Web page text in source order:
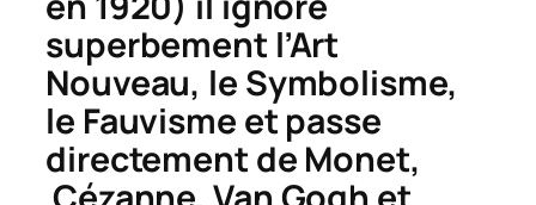
superbement l’Art
Nouveau, le Symbolisme,
le Fauvisme et passe
directement de Monet,